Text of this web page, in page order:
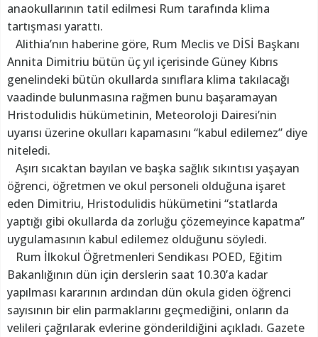
anaokullarının tatil edilmesi Rum tarafında klima
tartışması yarattı.
Alithia’nın haberine göre, Rum Meclis ve DİSİ Başkanı
Annita Dimitriu bütün üç yıl içerisinde Güney Kıbrıs
genelindeki bütün okullarda sınıflara klima takılacağı
vaadinde bulunmasına rağmen bunu başaramayan
Hristodulidis hükümetinin, Meteoroloji Dairesi’nin
uyarısı üzerine okulları kapamasını “kabul edilemez” diye
niteledi.
Aşırı sıcaktan bayılan ve başka sağlık sıkıntısı yaşayan
öğrenci, öğretmen ve okul personeli olduğuna işaret
eden Dimitriu, Hristodulidis hükümetini “statlarda
yaptığı gibi okullarda da zorluğu çözemeyince kapatma”
uygulamasının kabul edilemez olduğunu söyledi.
Rum İlkokul Öğretmenleri Sendikası POED, Eğitim
Bakanlığının dün için derslerin saat 10.30’a kadar
yapılması kararının ardından dün okula giden öğrenci
sayısının bir elin parmaklarını geçmediğini, onların da
velileri çağrılarak evlerine gönderildiğini açıkladı. Gazete